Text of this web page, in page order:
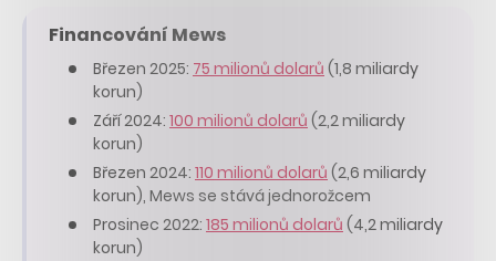
Financování Mews
Březen 2025: 75 milionů dolarů (1,8 miliardy
korun)
Září 2024: 100 milionů dolarů (2,2 miliardy
korun)
Březen 2024: 110 milionů dolarů (2,6 miliardy
korun), Mews se stává jednorožcem
Prosinec 2022: 185 milionů dolarů (4,2 miliardy
korun)